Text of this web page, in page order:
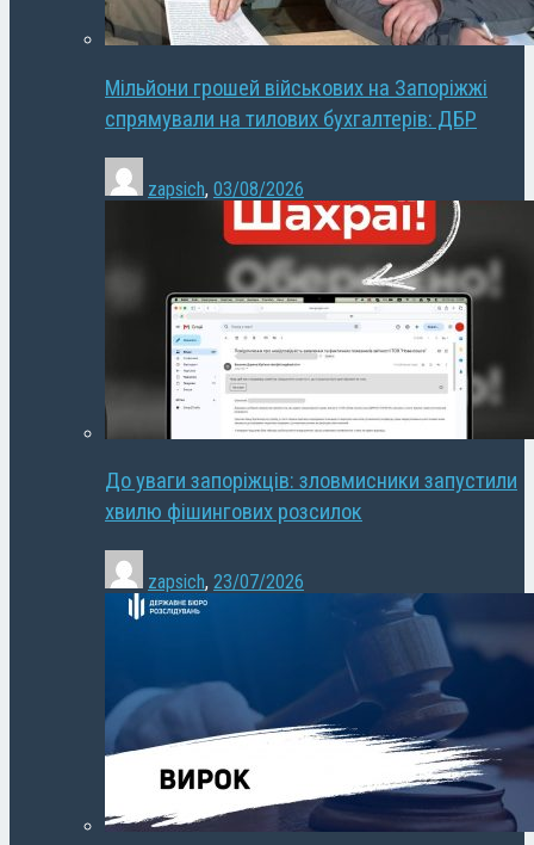
Мільйони грошей військових на Запоріжжі
спрямували на тилових бухгалтерів: ДБР
zapsich, 03/08/2026
До уваги запоріжців: зловмисники запустили
хвилю фішингових розсилок
zapsich, 23/07/2026